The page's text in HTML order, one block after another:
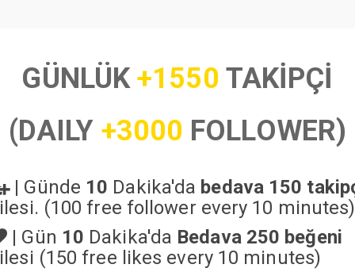
GÜNLÜK+1550 TAKİPÇİ
(DAILY +3000 FOLLOWER)
| Günde 10 Dakika'da bedava 150
(100 free follower every 10 minutes)
| Gün 10 Dakika'da Bedava 250 beğeni
(150 free likes every 10 minutes)